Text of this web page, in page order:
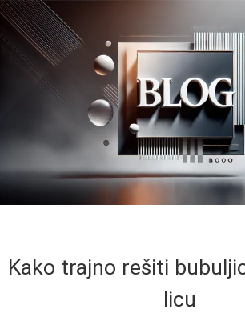
Kako trajno rešiti
licu